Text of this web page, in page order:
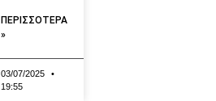
ΠΕΡΙΣΣΟΤΕΡΑ
»
03/07/2025
19:55